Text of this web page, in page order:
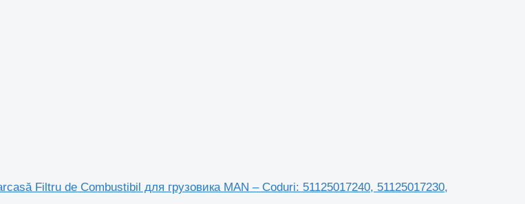
Filtru de Combustibil для грузовика MAN – Coduri: 51125017240, 51125017230,